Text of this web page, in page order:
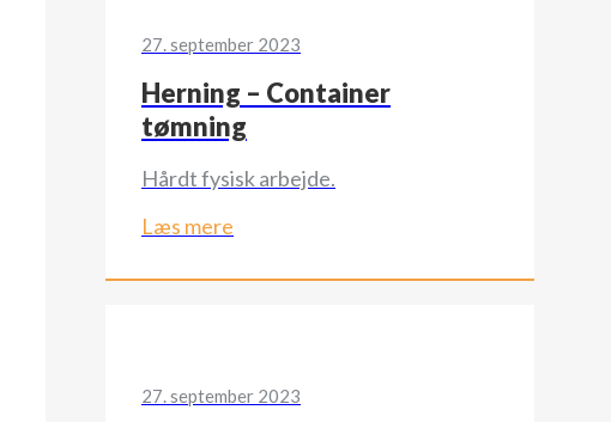
27. september 2023
Herning – Container
tømning
Hårdt fysisk arbejde.
Læs mere
27. september 2023